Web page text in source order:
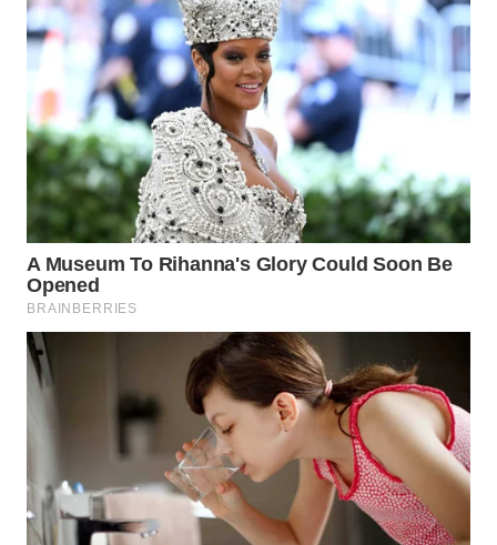
CIREBON
WN
INDRAMAYU
WN
KUNINGAN
WN
MAJALENGKA
WN
SUBANG
WN
PURWAKARTA